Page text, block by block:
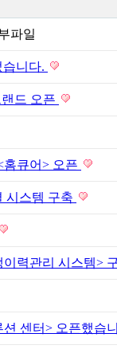
니다.
드 오픈
큐어> 오픈
시스템 구축
력관리 시스템>
센터> 오픈했습